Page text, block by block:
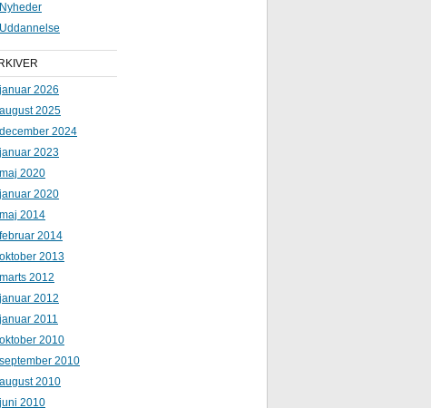
Nyheder
Uddannelse
januar 2026
august 2025
december 2024
januar 2023
maj 2020
januar 2020
maj 2014
februar 2014
oktober 2013
marts 2012
januar 2012
januar 2011
oktober 2010
september 2010
august 2010
juni 2010